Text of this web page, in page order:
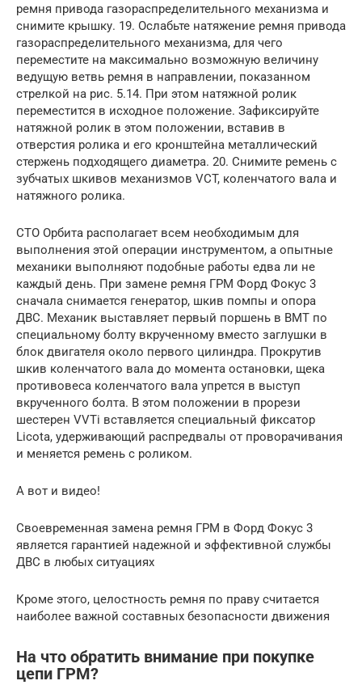
ремня привода газораспределительного механизма и
снимите крышку. 19. Ослабьте натяжение ремня привода
газораспределительного механизма, для чего
переместите на максимально возможную величину
ведущую ветвь ремня в направлении, показанном
стрелкой на рис. 5.14. При этом натяжной ролик
переместится в исходное положение. Зафиксируйте
натяжной ролик в этом положении, вставив в
отверстия ролика и его кронштейна металлический
стержень подходящего диаметра. 20. Снимите ремень с
зубчатых шкивов механизмов VCT, коленчатого вала и
натяжного ролика.
СТО Орбита располагает всем необходимым для
выполнения этой операции инструментом, а опытные
механики выполняют подобные работы едва ли не
каждый день. При замене ремня ГРМ Форд Фокус 3
сначала снимается генератор, шкив помпы и опора
ДВС. Механик выставляет первый поршень в ВМТ по
специальному болту вкрученному вместо заглушки в
блок двигателя около первого цилиндра. Прокрутив
шкив коленчатого вала до момента остановки, щека
противовеса коленчатого вала упрется в выступ
вкрученного болта. В этом положении в прорези
шестерен VVTi вставляется специальный фиксатор
Licota, удерживающий распредвалы от проворачивания
и меняется ремень с роликом.
А вот и видео!
Своевременная замена ремня ГРМ в Форд Фокус 3
является гарантией надежной и эффективной службы
ДВС в любых ситуациях
Кроме этого, целостность ремня по праву считается
наиболее важной составных безопасности движения
На что обратить внимание при покупке
цепи ГРМ?